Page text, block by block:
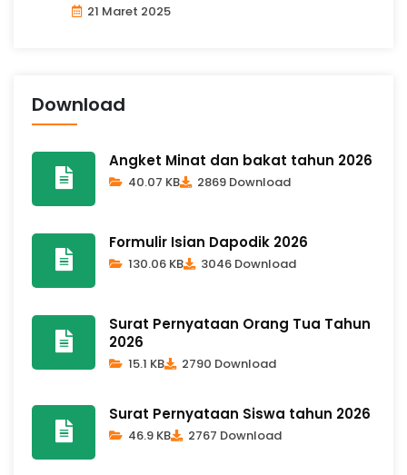
21 Maret 2025
Download
Angket Minat dan bakat tahun 2026
40.07 KB 2869 Download
Formulir Isian Dapodik 2026
130.06 KB 3046 Download
Surat Pernyataan Orang Tua Tahun
2026
15.1 KB 2790 Download
Surat Pernyataan Siswa tahun 2026
46.9 KB 2767 Download